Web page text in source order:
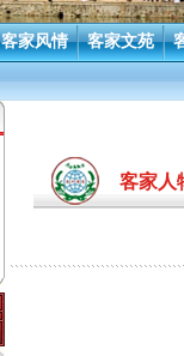
客家风情 客家文苑
客家人